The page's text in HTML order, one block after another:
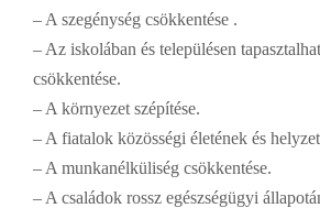
– A szegénység csökkentése .
– Az iskolában és településen
csökkentése.
– A környezet szépítése.
– A fiatalok közösségi életének és
– A munkanélküliség csökkentése.
– A családok rossz egészségügyi